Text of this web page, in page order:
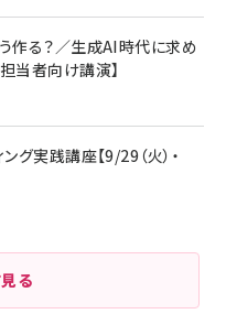
をもっと見る
いケーブル 240W 結束バン
シリコン素材採用 iPhone
iPad Pro MacBook
ミッドナイトブラック)
作る？／生成AI時代に求め
当者向け講演】
実践講座【9/29（火）・
る